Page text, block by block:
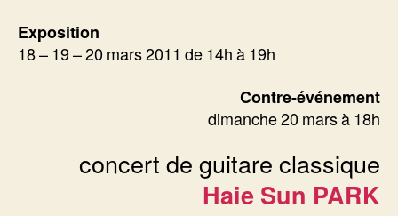
Exposition
18 – 19 – 20 mars 2011 de 14h à 19h
Contre-événement
dimanche 20 mars à 18h
concert de guitare classique
Haie Sun PARK